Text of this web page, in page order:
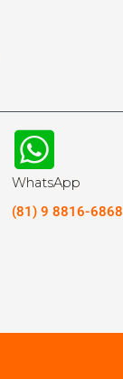
WhatsApp
(81) 9 8816-6868